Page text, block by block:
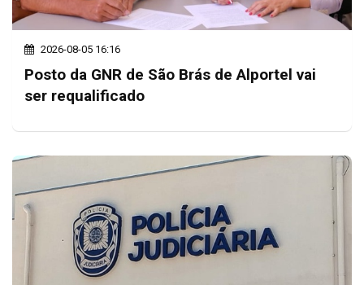
2026-08-05 16:16
Posto da GNR de São Brás de Alportel vai
ser requalificado